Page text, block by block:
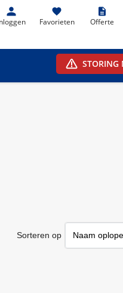
Favorieten Offerte
STORING
Sorteren op